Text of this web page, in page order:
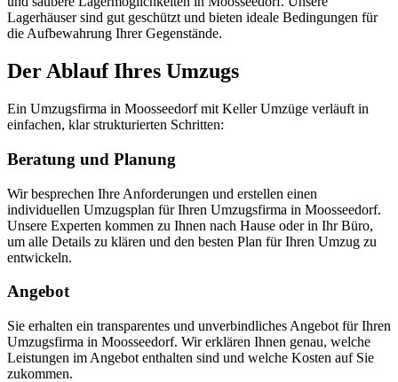
Lagerhäuser sind gut geschützt und bieten ideale Bedingungen für
die Aufbewahrung Ihrer Gegenstände.
Der Ablauf Ihres Umzugs
Ein Umzugsfirma in Moosseedorf mit Keller Umzüge verläuft in
einfachen, klar strukturierten Schritten:
Beratung und Planung
Wir besprechen Ihre Anforderungen und erstellen einen
individuellen Umzugsplan für Ihren Umzugsfirma in Moosseedorf.
Unsere Experten kommen zu Ihnen nach Hause oder in Ihr Büro,
um alle Details zu klären und den besten Plan für Ihren Umzug zu
entwickeln.
Angebot
Sie erhalten ein transparentes und unverbindliches Angebot für Ihren
Umzugsfirma in Moosseedorf. Wir erklären Ihnen genau, welche
Leistungen im Angebot enthalten sind und welche Kosten auf Sie
zukommen.